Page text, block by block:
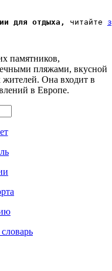
для отдыха, читайте
памятников,
пляжами, вкусной
Она входит в
в Европе.